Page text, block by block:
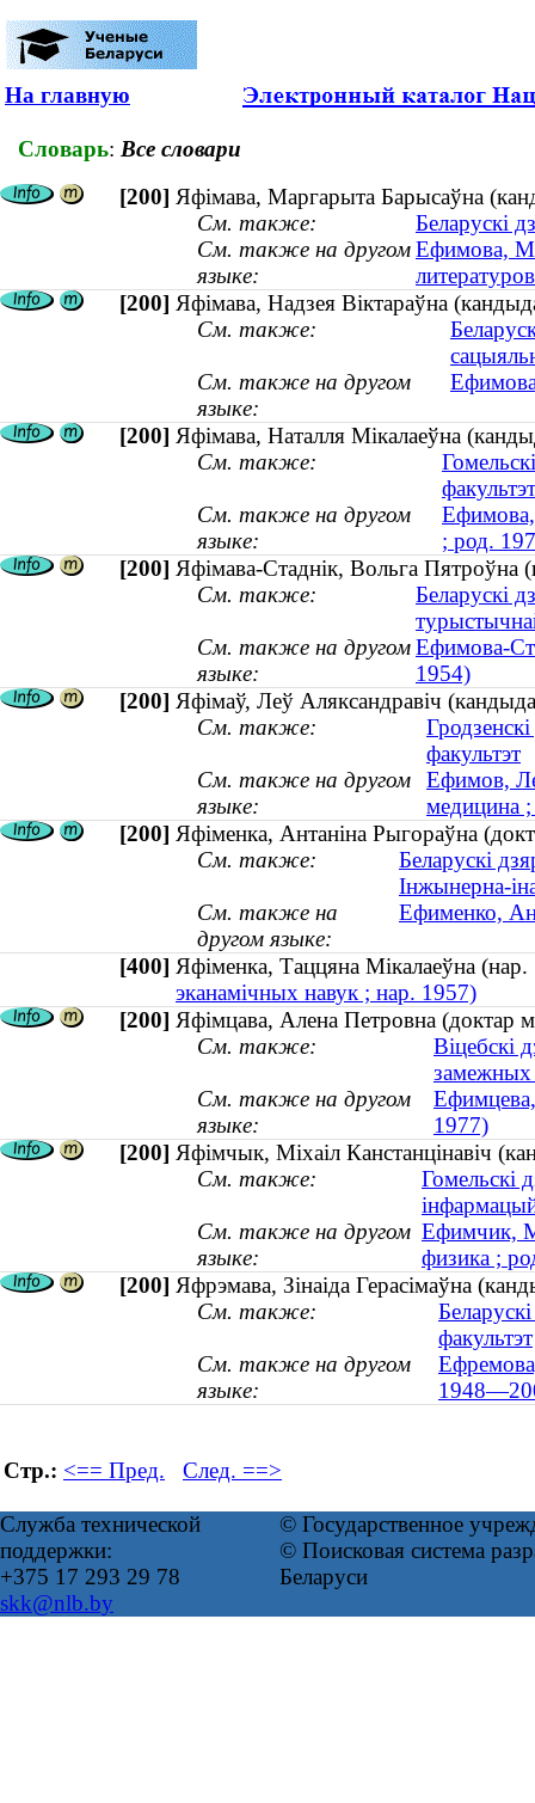
На главную
Словарь: Все словари
[200] Яфімава, Маргарыта Барысаўна
См. также:
Беларускі
См. также на другом
языке:
Ефимова,
[200] Яфімава, Надзея Віктараўна
См. также:
См. также на другом
языке:
[200] Яфімава, Наталля Мікалаеўна
См. также:
факультэт
См. также на другом
языке:
Ефимова,
; род.
[200] Яфімава-Стаднік, Вольга Пятроўна
См. также:
Беларускі
См. также на другом
языке:
Ефимова-
1954)
[200] Яфімаў, Леў Аляксандравіч
См. также:
факультэт
См. также на другом
языке:
Ефимов,
медицина
[200] Яфіменка, Антаніна Рыгораўна
См. также:
Беларускі
Інжынерна-
См. также на
другом языке:
Ефименко,
[400] Яфіменка, Таццяна Мікалаеўна
эканамічных навук ; нар. 1957)
[200] Яфімцава, Алена Петровна (доктар
См. также:
Віцебскі
замежных
См. также на другом
языке:
1977)
[200] Яфімчык, Міхаіл Канстанцінавіч
См. также:
Гомельскі
См. также на другом
языке:
Ефимчик,
физика ;
[200] Яфрэмава, Зінаіда Герасімаўна
См. также:
факультэт
См. также на другом
языке:
Стр.: <== Пред. След. ==>
Служба технической
поддержки:
+375 17 293 29 78
skk@nlb.by
© Государственное
© Поисковая система
Беларуси